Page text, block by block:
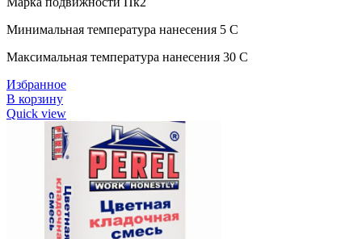
Минимальная температура нанесения 5 C
Максимальная температура нанесения 30 C
Избранное
В корзину
Quick view